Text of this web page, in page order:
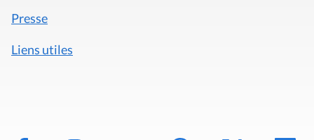
Presse
Liens utiles